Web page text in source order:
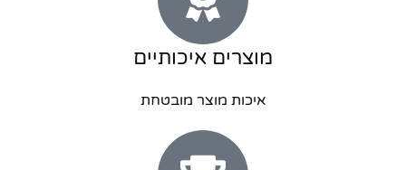
מוצרים איכותיים
איכות מוצר מובטחת